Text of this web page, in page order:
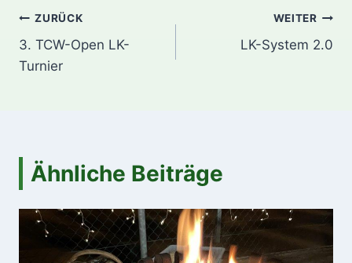
Beitragsnavigation
ZURÜCK
3. TCW-Open LK-
Turnier
WEITER
LK-System 2.0
Ähnliche Beiträge